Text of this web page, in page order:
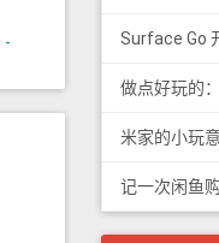
- Surface Go
米家的小玩
记一次闲鱼